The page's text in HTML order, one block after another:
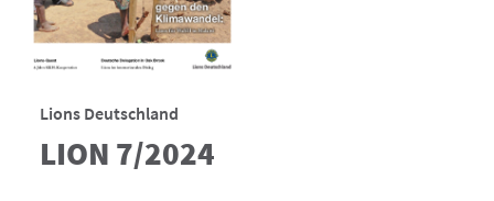
Lions Deutschland
LION 7/2024